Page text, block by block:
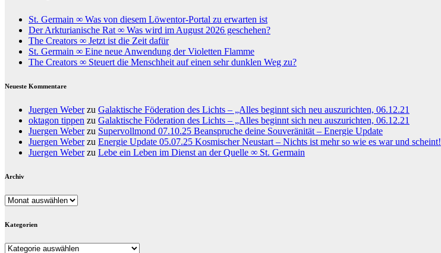
St. Germain ∞ Was von diesem Löwentor-Portal zu erwarten ist
Der Arkturianische Rat ∞ Was wird im August 2026 geschehen?
The Creators ∞ Jetzt ist die Zeit dafür
St. Germain ∞ Eine neue Anwendung der Violetten Flamme
The Creators ∞ Steuert die Menschheit auf einen sehr dunklen Weg zu?
Neueste Kommentare
Juergen Weberzu Galaktische Föderation des Lichts – „Alles beginnt sich neu auszurichten, 06.12.21
oktagon tippen zu Galaktische Föderation des Lichts – „Alles beginnt sich neu auszurichten, 06.12.21
Juergen Weberzu Supervollmond 07.10.25 Beanspruche deine Souveränität – Energie Update
Juergen Weberzu Energie Update 05.07.25 Kosmischer Neustart – Nichts ist mehr so wie es war und scheint!
Juergen Weberzu Lebe ein Leben im Dienst an der Quelle ∞ St. Germain
Archiv
Archiv
Kategorien
Kategorien